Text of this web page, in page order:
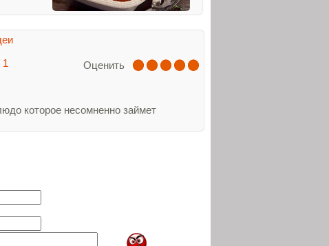
1
Оценить
которое несомненно займет